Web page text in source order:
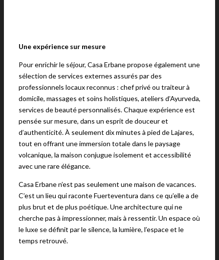
Une expérience sur mesure
Pour enrichir le séjour, Casa Erbane propose également une
sélection de services externes assurés par des
professionnels locaux reconnus : chef privé ou traiteur à
domicile, massages et soins holistiques, ateliers d’Ayurveda,
services de beauté personnalisés. Chaque expérience est
pensée sur mesure, dans un esprit de douceur et
d’authenticité. À seulement dix minutes à pied de Lajares,
tout en offrant une immersion totale dans le paysage
volcanique, la maison conjugue isolement et accessibilité
avec une rare élégance.
Casa Erbane n’est pas seulement une maison de vacances.
C’est un lieu qui raconte Fuerteventura dans ce qu’elle a de
plus brut et de plus poétique. Une architecture qui ne
cherche pas à impressionner, mais à ressentir. Un espace où
le luxe se définit par le silence, la lumière, l’espace et le
temps retrouvé.